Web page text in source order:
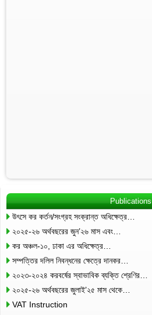
Publications
উৎসে কর কর্তন/সংগ্রহ সংক্রান্ত অধিক্ষেত্র…
২০২৫-২৬ অর্থবছরের জুন’২৬ মাস এবং…
কর অঞ্চল-১০, ঢাকা এর অধিক্ষেত্র…
সম্পত্তির দলিল নিবন্ধনের ক্ষেত্রে দানকর…
২০২৩-২০২৪ করবর্ষের স্বাভাবিক ব্যক্তি শ্রেণির…
২০২৫-২৬ অর্থবছরের জুলাই’২৫ মাস থেকে…
VAT Instruction